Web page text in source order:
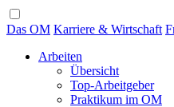
Das OM Karriere & Wirtschaft
Arbeiten
Übersicht
Top-Arbeitgeber
Praktikum im OM